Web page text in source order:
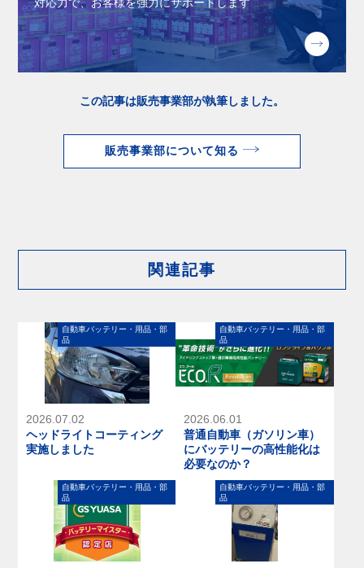
対応⼒で、お客様を強⼒にサポートします
この記事は販売事業部が執筆しました。
販売事業部について知る
関連記事
2026.07.02
ヘッドライトコーティング
実施しました
⾃動⾞バッテリー・⽤品・部
品
2026.06.01
普通自動車（ガソリン車）
にバッテリーの高性能化は
必要なのか？
⾃動⾞バッテリー・⽤品・部
品
⾃動⾞バッテリー・⽤品・部
品
⾃動⾞バッテリー・⽤品・部
品